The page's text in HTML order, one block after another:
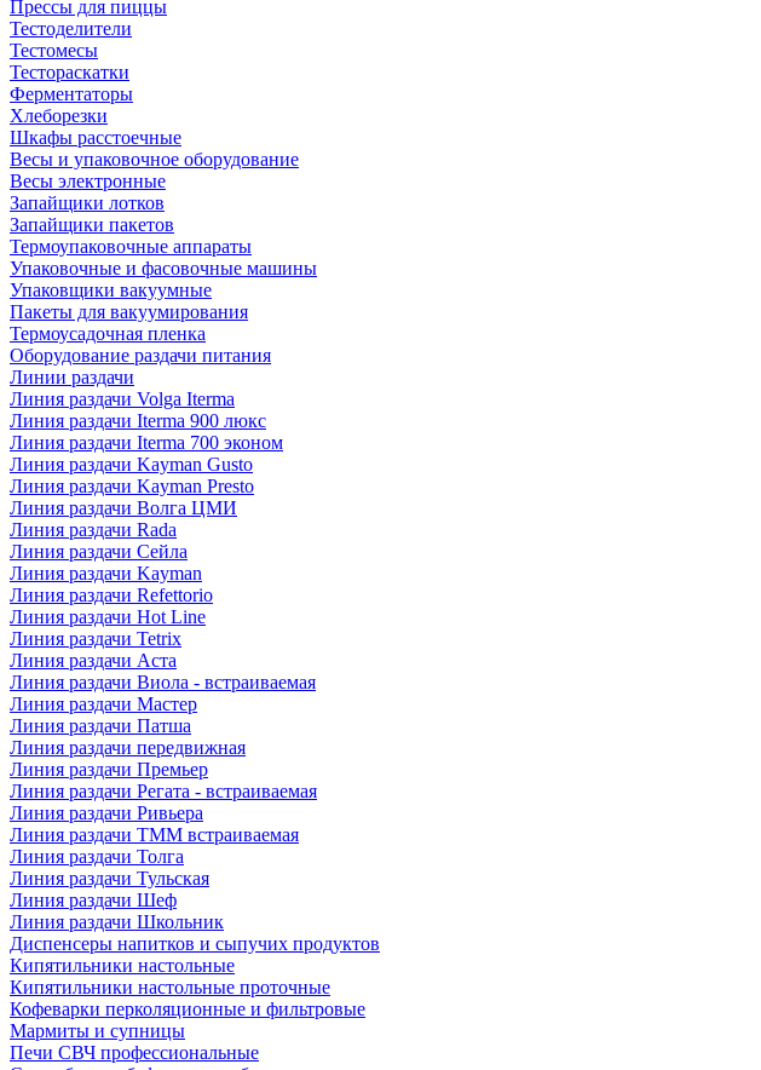
Прессы для пиццы
Тестоделители
Тестомесы
Тестораскатки
Ферментаторы
Хлеборезки
Шкафы расстоечные
Весы и упаковочное оборудование
Весы электронные
Запайщики лотков
Запайщики пакетов
Термоупаковочные аппараты
Упаковочные и фасовочные машины
Упаковщики вакуумные
Пакеты для вакуумирования
Термоусадочная пленка
Оборудование раздачи питания
Линии раздачи
Линия раздачи Volga Iterma
Линия раздачи Iterma 900 люкс
Линия раздачи Iterma 700 эконом
Линия раздачи Kayman Gusto
Линия раздачи Kayman Presto
Линия раздачи Волга ЦМИ
Линия раздачи Rada
Линия раздачи Сейла
Линия раздачи Kayman
Линия раздачи Refettorio
Линия раздачи Hot Line
Линия раздачи Tetrix
Линия раздачи Аста
Линия раздачи Виола - встраиваемая
Линия раздачи Мастер
Линия раздачи Патша
Линия раздачи передвижная
Линия раздачи Премьер
Линия раздачи Регата - встраиваемая
Линия раздачи Ривьера
Линия раздачи ТММ встраиваемая
Линия раздачи Толга
Линия раздачи Тульская
Линия раздачи Шеф
Линия раздачи Школьник
Диспенсеры напитков и сыпучих продуктов
Кипятильники настольные
Кипятильники настольные проточные
Кофеварки перколяционные и фильтровые
Мармиты и супницы
Печи СВЧ профессиональные